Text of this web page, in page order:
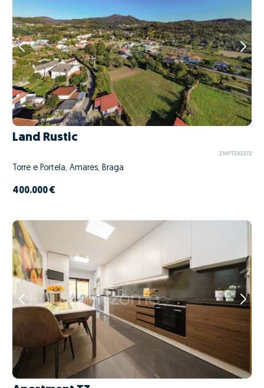
Land Rustic
ZMPT582272
Torre e Portela, Amares, Braga
400.000 €